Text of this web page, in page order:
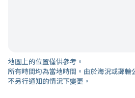
地圖上的位置僅供參考。
所有時間均為當地時間。由於海況或郵
不另行通知的情況下變更。